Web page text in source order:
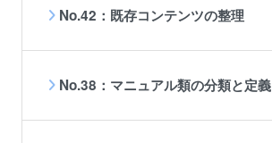
No.42：既存コンテンツの整理
No.38：マニュアル類の分類と定義